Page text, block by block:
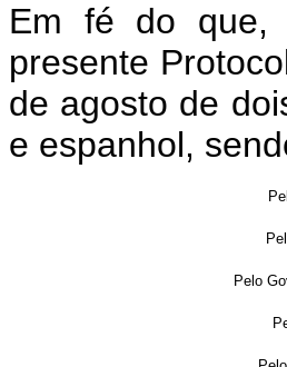
Em fé do que,
presente
de agosto de
e espanhol,
Pelo